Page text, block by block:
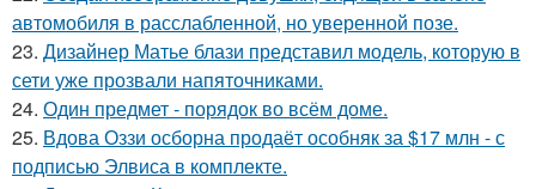
автомобиля в расслабленной, но уверенной позе.
23. Дизайнер Матье блази представил модель, которую в
сети уже прозвали напяточниками.
24. Один предмет - порядок во всём доме.
25. Вдова Оззи осборна продаёт особняк за $17 млн - с
подписью Элвиса в комплекте.